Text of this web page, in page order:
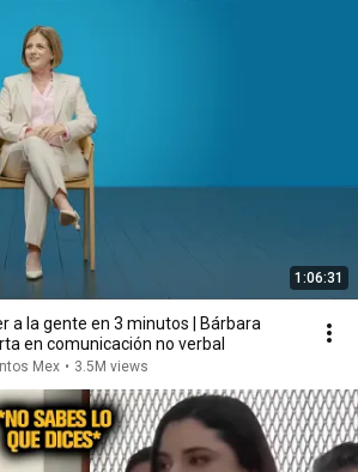
1:06:31
a la gente en 3 minutos | Bárbara
en comunicación no verbal
Mex • 3.5M views